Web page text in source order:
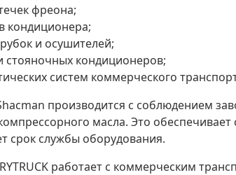
фреона;
кондиционера;
и осушителей;
кондиционеров;
систем коммерческого
производится с соблюдением
масла. Это
срок службы оборудования.
работает с коммерческим